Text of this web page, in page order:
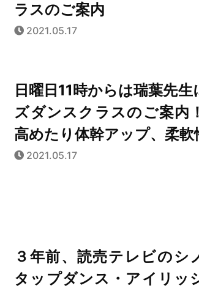
ラスのご案内
2021.05.17
日曜日11時からは瑞葉先
ズダンスクラスのご案内
高めたり体幹アップ、柔軟
2021.05.17
３年前、読売テレビのシ
タップダンス・アイリッ